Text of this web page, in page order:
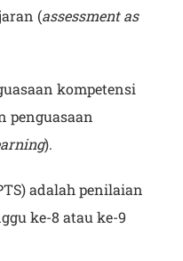
(assessment as
kompetensi
penguasaan
).
adalah penilaian
ke-8 atau ke-9